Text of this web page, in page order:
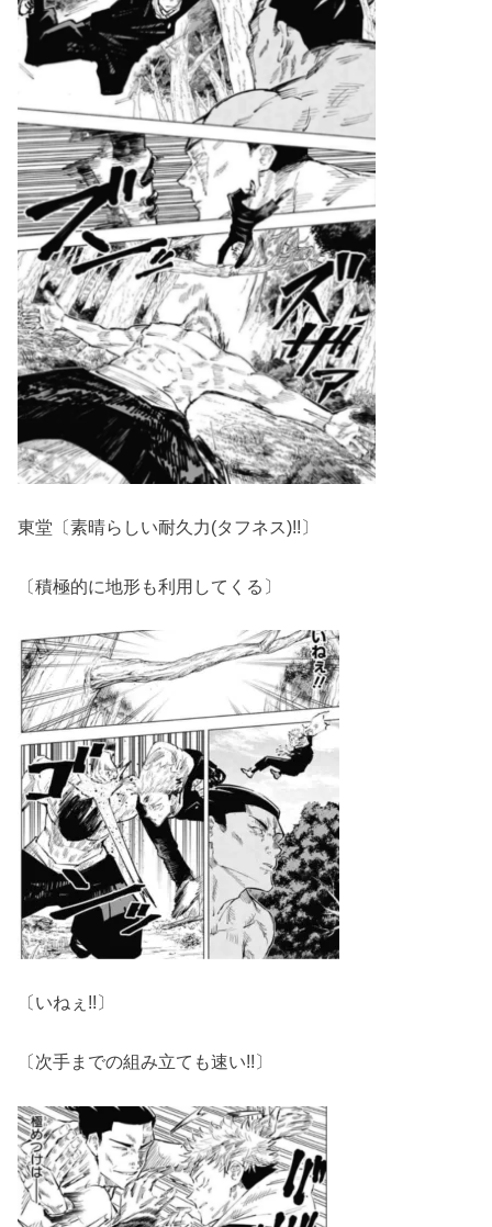
東堂〔素晴らしい耐久力(タフネス)!!〕
〔積極的に地形も利用してくる〕
〔いねぇ!!〕
〔次手までの組み立ても速い!!〕